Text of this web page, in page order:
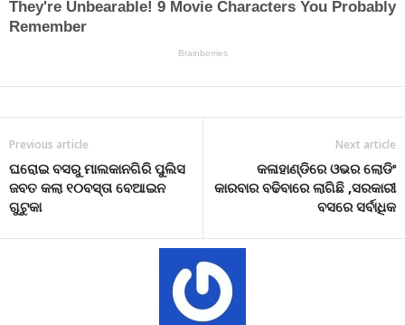
Previous article
ଘରୋଇ ବସରୁ ମାଲକାନଗିରି ପୁଲିସ
ଜବତ କଲା ୧୦ବସ୍ତା ବେଆଇନ
ଗୁଟୁକା
Next article
କଳାହାଣ୍ଡିରେ ଓଭର ଲୋଡିଂ
କାରବାର ବଢିବାରେ ଲାଗିଛି ,ସରକାରୀ
ବସରେ ସର୍ବାଧିକ